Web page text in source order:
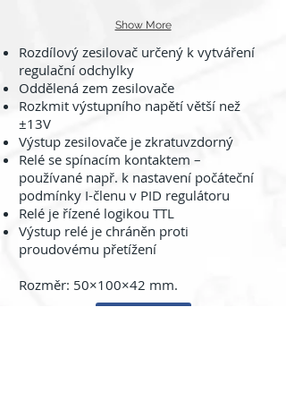
Show More
Rozdílový zesilovač určený k vytváření
regulační odchylky
Oddělená zem zesilovače
Rozkmit výstupního napětí větší než
±13V
Výstup zesilovače je zkratuvzdorný
Relé se spínacím kontaktem –
používané např. k nastavení počáteční
podmínky I-členu v PID regulátoru
Relé je řízené logikou TTL
Výstup relé je chráněn proti
proudovému přetížení
Rozměr: 50×100×42 mm.
Zpět